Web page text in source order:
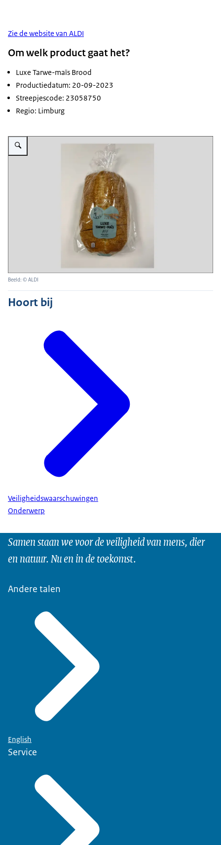
Zie de website van ALDI
Om welk product gaat het?
Luxe Tarwe-maïs Brood
Productiedatum: 20-09-2023
Streepjescode: 23058750
Regio: Limburg
Vergroot afbeelding Luxe Tarwe-maïsbrood
Beeld: © ALDI
Hoort bij
Veiligheidswaarschuwingen
Onderwerp
Samen staan we voor de veiligheid van mens, dier
en natuur. Nu en in de toekomst.
Andere talen
English
Service